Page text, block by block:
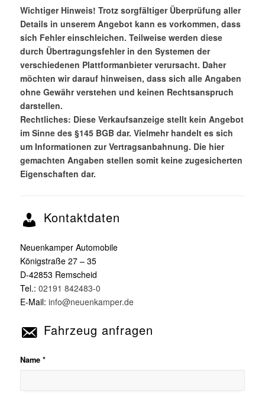
Wichtiger Hinweis! Trotz sorgfältiger Überprüfung aller
Details in unserem Angebot kann es vorkommen, dass
sich Fehler einschleichen. Teilweise werden diese
durch Übertragungsfehler in den Systemen der
verschiedenen Plattformanbieter verursacht. Daher
möchten wir darauf hinweisen, dass sich alle Angaben
ohne Gewähr verstehen und keinen Rechtsanspruch
darstellen.
Rechtliches: Diese Verkaufsanzeige stellt kein Angebot
im Sinne des §145 BGB dar. Vielmehr handelt es sich
um Informationen zur Vertragsanbahnung. Die hier
gemachten Angaben stellen somit keine zugesicherten
Eigenschaften dar.
Kontaktdaten
Neuenkamper Automobile
Königstraße 27 – 35
D-42853 Remscheid
Tel.: 02191 842483-0
E-Mail: info@neuenkamper.de
Fahrzeug anfragen
Name *